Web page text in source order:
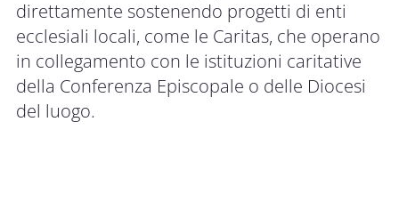
direttamente sostenendo progetti di enti
ecclesiali locali, come le Caritas, che operano
in collegamento con le istituzioni caritative
della Conferenza Episcopale o delle Diocesi
del luogo.